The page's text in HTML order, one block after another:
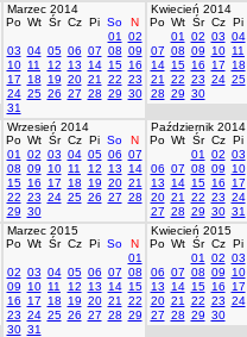
Marzec 2014
Po Wt Śr Cz Pi So
N
01
02
03 04 05 06 07 08 09
10 11 12 13 14 15 16
17
18 19 20 21 22 23
24 25 26 27 28 29 30
31
Kwiecień 2014
Po Wt Śr Cz Pi
01
02 03 04
07 08 09 10 11
14 15 16 17 18
21
22 23 24 25
28 29 30
Wrzesień 2014
Po Wt Śr Cz Pi So
N
01
02 03 04 05 06 07
08 09 10 11 12 13
14
15 16 17 18 19 20 21
22 23 24 25 26 27 28
29 30
Październik 2014
Po Wt Śr Cz Pi
01
02 03
06 07 08 09 10
13
14 15 16 17
20 21 22 23 24
27 28 29 30 31
Marzec 2015
Po Wt Śr Cz Pi So
N
01
02 03 04 05 06 07 08
09
10 11 12 13 14 15
16
17 18 19 20 21
22
23 24 25 26 27 28 29
30 31
Kwiecień 2015
Po Wt Śr Cz Pi
01
02 03
06 07 08 09 10
13
14 15 16 17
20 21 22 23 24
27 28 29 30